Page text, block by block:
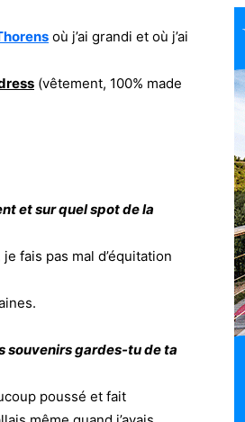
où j’ai grandi et où j’ai
(vêtement, 100% made
et sur quel spot de la
fais pas mal d’équitation
souvenirs gardes-tu de ta
poussé et fait